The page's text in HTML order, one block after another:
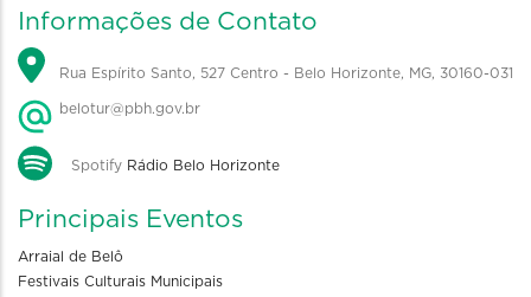
Informações de Contato
Rua Espírito Santo, 527 Centro - Belo Horizonte, MG, 30160-031
belotur@pbh.gov.br
Spotify Rádio Belo Horizonte
Principais Eventos
Arraial de Belô
Festivais Culturais Municipais